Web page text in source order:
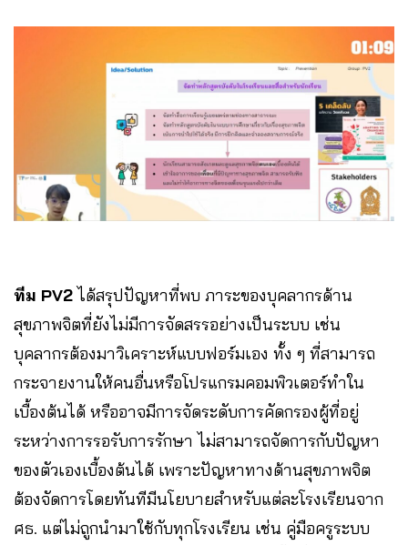
ทีม PV2 ได้สรุปปัญหาที่พบ ภาระของบุคลากรด้าน
สุขภาพจิตที่ยังไม่มีการจัดสรรอย่างเป็นระบบ เช่น
บุคลากรต้องมาวิเคราะห์แบบฟอร์มเอง ทั้ง ๆ ที่สามารถ
กระจายงานให้คนอื่นหรือโปรแกรมคอมพิวเตอร์ทำใน
เบื้องต้นได้ หรืออาจมีการจัดระดับการคัดกรองผู้ที่อยู่
ระหว่างการรอรับการรักษา ไม่สามารถจัดการกับปัญหา
ของตัวเองเบื้องต้นได้ เพราะปัญหาทางด้านสุขภาพจิต
ต้องจัดการโดยทันทีมีนโยบายสำหรับแต่ละโรงเรียนจาก
ศธ. แต่ไม่ถูกนำมาใช้กับทุกโรงเรียน เช่น คู่มือครูระบบ